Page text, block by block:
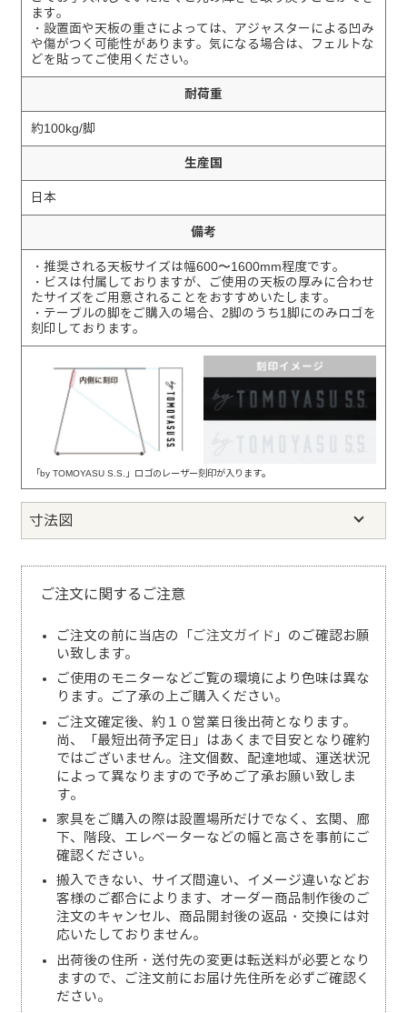
ます。
・設置面や天板の重さによっては、アジャスターによる凹み
や傷がつく可能性があります。気になる場合は、フェルトな
どを貼ってご使用ください。
耐荷重
約100kg/脚
生産国
日本
備考
・推奨される天板サイズは幅600〜1600mm程度です。
・ビスは付属しておりますが、ご使用の天板の厚みに合わせ
たサイズをご用意されることをおすすめいたします。
・テーブルの脚をご購入の場合、2脚のうち1脚にのみロゴを
刻印しております。
「by TOMOYASU S.S.」ロゴのレーザー刻印が入ります。
寸法図
ご注文に関するご注意
ご注文の前に当店の「 ご注文ガイド 」のご確認お願
い致します。
ご使用のモニターなどご覧の環境により色味は異な
ります。ご了承の上ご購入ください。
ご注文確定後、約１０営業日後出荷となります。
尚、「最短出荷予定日」はあくまで目安となり確約
ではございません。注文個数、配達地域、運送状況
によって異なりますので予めご了承お願い致しま
す。
家具をご購入の際は設置場所だけでなく、玄関、廊
下、階段、エレベーターなどの幅と高さを事前にご
確認ください。
搬入できない、サイズ間違い、イメージ違いなどお
客様のご都合によります、オーダー商品制作後のご
注文のキャンセル、商品開封後の返品・交換には対
応いたしておりません。
出荷後の住所・送付先の変更は転送料が必要となり
ますので、ご注文前にお届け先住所を必ずご確認く
ださい。